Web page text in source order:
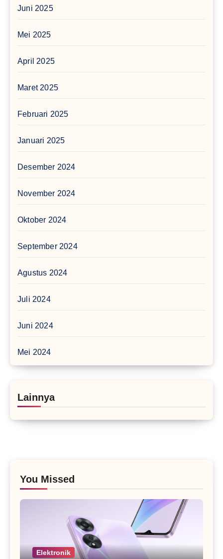
Juni 2025
Mei 2025
April 2025
Maret 2025
Februari 2025
Januari 2025
Desember 2024
November 2024
Oktober 2024
September 2024
Agustus 2024
Juli 2024
Juni 2024
Mei 2024
Lainnya
You Missed
Elektronik